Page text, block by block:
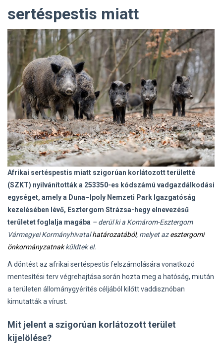
sertéspestis miatt
Afrikai sertéspestis miatt szigorúan korlátozott területté
(SZKT) nyilvánították a 253350-es kódszámú vadgazdálkodási
egységet, amely a Duna–Ipoly Nemzeti Park Igazgatóság
kezelésében lévő, Esztergom Strázsa-hegy elnevezésű
területet foglalja magába – derül ki a Komárom-Esztergom
Vármegyei Kormányhivatalhatározatából, melyet azesztergomi
önkormányzatnakküldtek el.
A döntést az afrikai sertéspestis felszámolására vonatkozó
mentesítési terv végrehajtása során hozta meg a hatóság, miután
a területen állománygyérítés céljából kilőtt vaddisznóban
kimutatták a vírust.
Mit jelent a szigorúan korlátozott terület
kijelölése?